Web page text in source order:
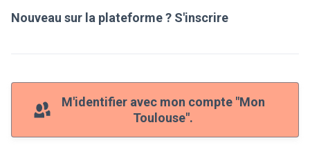
Nouveau sur la plateforme ? S'inscrire
M'identifier avec mon compte "Mon
Toulouse".